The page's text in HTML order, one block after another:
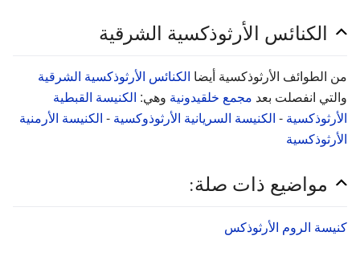
الكنائس الأرثوذكسية الشرقية
من الطوائف الأرثوذكسية أيضا الكنائس الأرثوذكسية الشرقية
والتي انفصلت بعد مجمع خلقيدونية وهي: الكنيسة القبطية
الأرثوذكسية - الكنيسة السريانية الأرثوذوكسية - الكنيسة الأرمنية
الأرثوذكسية
مواضيع ذات صلة:
كنيسة الروم الأرثوذكس